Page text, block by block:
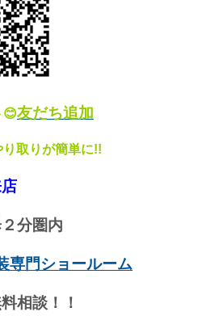
友だち追加
取りが簡単に!!
圏内
専門ショールーム
！！